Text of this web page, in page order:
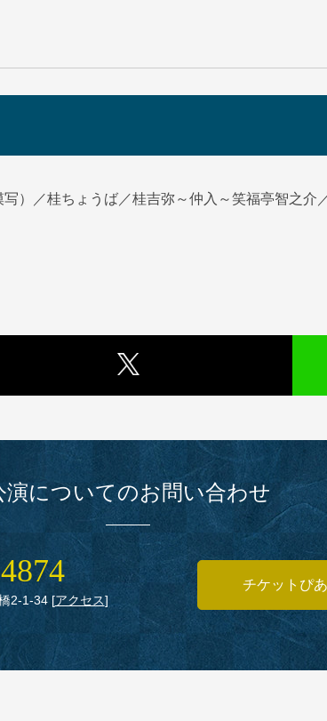
）／桂ちょうば／桂吉弥～仲入～笑福亭智之介
演についてのお問い合わせ
2‑1‑34[アクセス]
チケットぴ